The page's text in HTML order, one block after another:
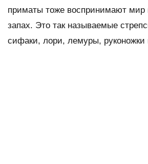
приматы тоже воспринимают мир
запах. Это так называемые
сифаки, лори, лемуры, руконожки